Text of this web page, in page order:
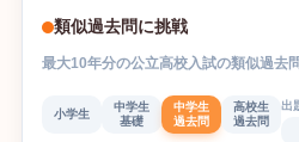
類似過去問に挑戦
最大10年分の公立高校入試の類似過去
小学生
中学生
基礎
中学生
過去問
高校生
過去問
出